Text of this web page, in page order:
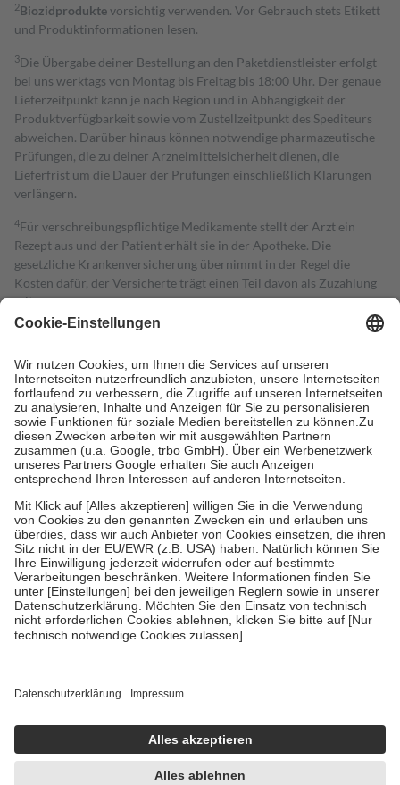
2Biozidproduktevorsichtig verwenden. Vor Gebrauch stets Etikett
und Produktinformationen lesen.
3Die Übergabe deiner Bestellung an den Paketdienstleister erfolgt
bei uns werktags von Montag bis Freitag bis 18:00 Uhr. Der genaue
Lieferzeitpunkt kann je nach Region und in Abhängigkeit der
Produktverfügbarkeit sowie vom Zustellzeitpunkt des Spediteurs
abweichen. Darüber hinaus können notwendige pharmazeutische
Prüfungen, die zu deiner Arzneimittelsicherheit dienen, die
Lieferfrist um die Dauer der Prüfungen einschließlich Klärungen
verlängern.
4Für verschreibungspflichtige Medikamente stellt der Arzt ein
Rezept aus und der Patient erhält sie in der Apotheke. Die
gesetzliche Krankenversicherung übernimmt in der Regel die
Kosten dafür, der Versicherte trägt einen Teil davon als Zuzahlung
mit.
Grundsätzlich leisten Mitglieder Zuzahlungen in Höhe von zehn
höchstens zehn Euro.
Es sind jedoch nie mehr als die tatsächlichen
Kosten der Leistung zu entrichten.
Diese Regeln gelten grundsätzlich auch für Online-Apotheken.
Bei Heilmitteln und häuslicher Krankenpflege beträgt die
Zuzahlung zehn Prozent der Kosten sowie zehn Euro je
Verordnung.
Um das Engagement der Versicherten für ihre eigene Gesundheit zu
stärken und die besondere Stellung der Familie zu unterstützen,
fallenkeine Zuzahlungenan bei:
• Kindern und Jugendlichen bis zum vollendeten 18. Lebensjahr
mit Ausnahme der Fahrkosten
• Untersuchungen zur Vorsorge und Früherkennung, die von der
GKV getragen werden
• empfohlenen Schutzimpfungen
• Harn- und Blutteststreifen
getroffen, um sicherzustellen, dass es sich um echte Bewertungen
https://help.etrusted.com/hc/de/articles/4419944605341
Einige Bilder und Inhalte wurden unter Zuhilfenahme künstlicher